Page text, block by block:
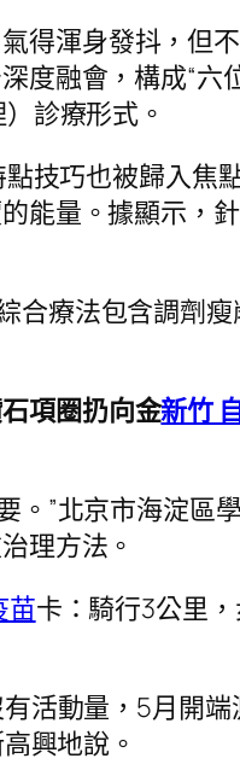
得渾身發抖，但
度融會，構成“六
診療形式。
技巧也被歸入
能量。據顯示，
合療法包含調劑
項圈扔向金新竹
。”北京市海淀
理方法。
苗卡：騎行3公里
活動量，5月開
興地說。